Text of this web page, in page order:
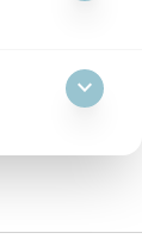
expand_more